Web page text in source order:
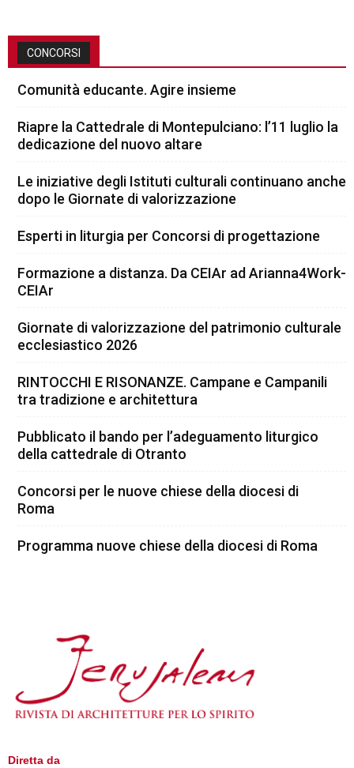
CONCORSI
Comunità educante. Agire insieme
Riapre la Cattedrale di Montepulciano: l’11 luglio la
dedicazione del nuovo altare
Le iniziative degli Istituti culturali continuano anche
dopo le Giornate di valorizzazione
Esperti in liturgia per Concorsi di progettazione
Formazione a distanza. Da CEIAr ad Arianna4Work-
CEIAr
Giornate di valorizzazione del patrimonio culturale
ecclesiastico 2026
RINTOCCHI E RISONANZE. Campane e Campanili
tra tradizione e architettura
Pubblicato il bando per l’adeguamento liturgico
della cattedrale di Otranto
Concorsi per le nuove chiese della diocesi di
Roma
Programma nuove chiese della diocesi di Roma
Diretta da